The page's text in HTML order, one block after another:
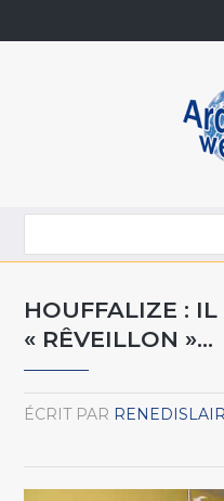
HOUFFALIZE :
« RÊVEILLON »…
ÉCRIT PAR